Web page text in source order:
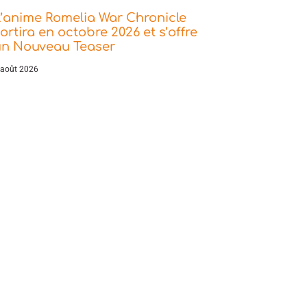
Romelia War Chronicle
en octobre 2026 et s’offre
Nouveau Teaser
2026